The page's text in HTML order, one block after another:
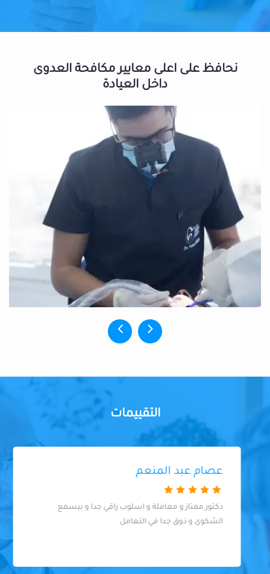
نحافظ على اعلى معايير مكافحة العدوى
داخل العيادة
التقييمات
عصام عبد المنعم
دكتور ممتاز و معاملة و اسلوب راقي جدا و بيسمع
الشكوى و ذوق جدا في التعامل